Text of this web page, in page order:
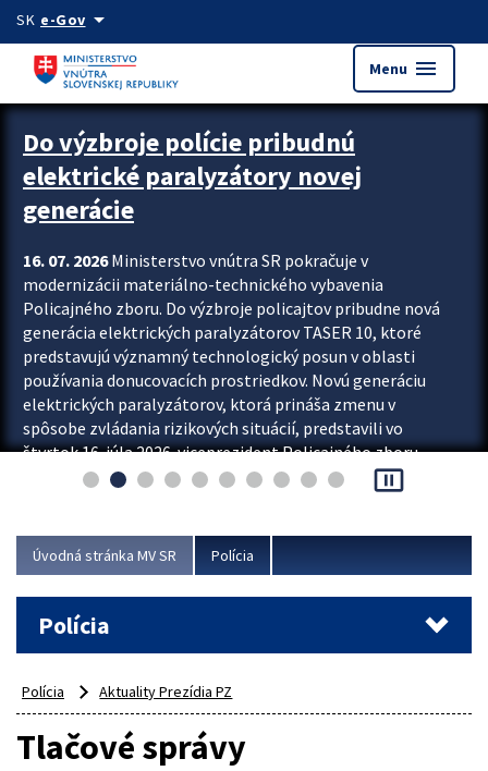
Preskocit na hlavný obsah
SK e-Govarrow_drop_down
Menu menu
Zastavit automatický posun upútavok
Do výzbroje polície pribudnú
elektrické paralyzátory novej
generácie
16. 07. 2026Ministerstvo vnútra SR pokračuje v
modernizácii materiálno-technického vybavenia
Policajného zboru. Do výzbroje policajtov pribudne nová
generácia elektrických paralyzátorov TASER 10, ktoré
predstavujú významný technologický posun v oblasti
používania donucovacích prostriedkov. Novú generáciu
elektrických paralyzátorov, ktorá prináša zmenu v
spôsobe zvládania rizikových situácií, predstavili vo
štvrtok 16. júla 2026 viceprezident Policajného zboru
Rastislav Polakovič a riaditeľ odboru výcviku...
pause_presentation
Úvodná stránka MV SR Polícia
Polícia
Polícia Aktuality Prezídia PZ
Tlačové správy